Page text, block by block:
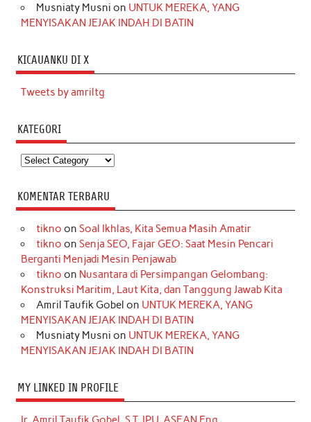
Musniaty Musni on UNTUK MEREKA, YANG
MENYISAKAN JEJAK INDAH DI BATIN
KICAUANKU DI X
Tweets by amriltg
KATEGORI
Kategori
KOMENTAR TERBARU
tikno on Soal Ikhlas, Kita Semua Masih Amatir
tikno on Senja SEO, Fajar GEO: Saat Mesin Pencari
Berganti Menjadi Mesin Penjawab
tikno on Nusantara di Persimpangan Gelombang:
Konstruksi Maritim, Laut Kita, dan Tanggung Jawab Kita
Amril Taufik Gobel on UNTUK MEREKA, YANG
MENYISAKAN JEJAK INDAH DI BATIN
Musniaty Musni on UNTUK MEREKA, YANG
MENYISAKAN JEJAK INDAH DI BATIN
MY LINKED IN PROFILE